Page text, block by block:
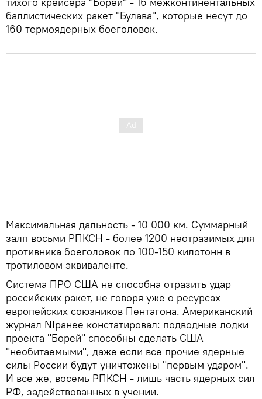
баллистических ракет "Булава", которые несут до
160 термоядерных боеголовок.
Максимальная дальность - 10 000 км. Суммарный
залп восьми РПКСН - более 1200 неотразимых для
противника боеголовок по 100-150 килотонн в
тротиловом эквиваленте.
Система ПРО США не способна отразить удар
российских ракет, не говоря уже о ресурсах
европейских союзников Пентагона. Американский
журнал NIранее констатировал: подводные лодки
проекта "Борей" способны сделать США
"необитаемыми", даже если все прочие ядерные
силы России будут уничтожены "первым ударом".
И все же, восемь РПКСН - лишь часть ядерных сил
РФ, задействованных в учении.